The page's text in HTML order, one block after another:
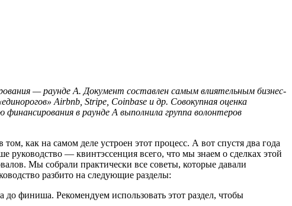
— раунде A. Документ составлен самым влиятельным бизнес-
Airbnb, Stripe, Coinbase и др. Совокупная оценка
в раунде A выполнила группа волонтеров
как на самом деле устроен этот процесс. А вот спустя два года
руководство — квинтэссенция всего, что мы знаем о сделках этой
Мы собрали практически все советы, которые давали
разбито на следующие разделы:
до финиша. Рекомендуем использовать этот раздел, чтобы